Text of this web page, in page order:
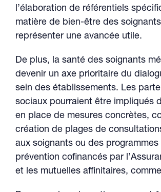
l’élaboration de référentiels
matière de bien-être des
représenter une avancée utile.
De plus, la santé des soignants
devenir un axe prioritaire du
sein des établissements. Les
sociaux pourraient être impliqués
en place de mesures concrètes,
création de plages de
aux soignants ou des programmes
prévention cofinancés par
et les mutuelles affinitaires,